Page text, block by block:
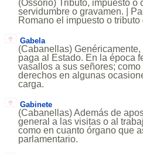
(Ossorio) Tributo, impuesto o
servidumbre o gravamen. |
Romano el impuesto o
Gabela
(Cabanellas)
paga al Estado. En la época
vasallos a sus señores;
derechos en algunas
carga.
Gabinete
(Cabanellas) Además de
general a las visitas o al
como en cuanto órgano que
parlamentario.